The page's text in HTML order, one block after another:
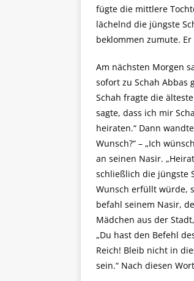
fügte die mittlere
lächelnd die jüngste
beklommen zumute.
Am nächsten Morgen
sofort zu Schah Abbas
Schah fragte die
sagte, dass ich mir
heiraten.“ Dann
Wunsch?“ – „Ich
an seinen Nasir.
schließlich die jüngste
Wunsch erfüllt würde,
befahl seinem Nasir,
Mädchen aus der
„Du hast den Befehl
Reich! Bleib nicht in
sein.“ Nach diesen